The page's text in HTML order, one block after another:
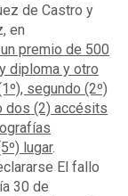
de Castro y
en
premio de 500
diploma y otro
segundo (2º)
dos (2) accésits
lugar.
El fallo
30 de